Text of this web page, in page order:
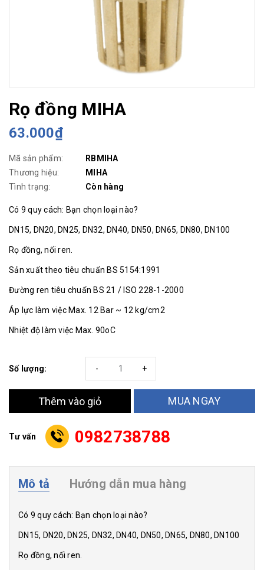
Rọ đồng MIHA
63.000₫
Mã sản phẩm:
RBMIHA
Thương hiệu:
MIHA
Tình trạng:
Còn hàng
Có 9 quy cách: Bạn chọn loại nào?
DN15, DN20, DN25, DN32, DN40, DN50, DN65, DN80, DN100
Rọ đồng, nối ren.
Sản xuất theo tiêu chuẩn BS 5154:1991
Đường ren tiêu chuẩn BS 21 / ISO 228-1-2000
Áp lực làm việc Max. 12 Bar ~ 12 kg/cm2
Nhiệt độ làm việc Max. 90oC
Số lượng: +
-
Thêm vào giỏ MUA NGAY
Tư vấn 0982738788
Mô tả Hướng dẫn mua hàng
Có 9 quy cách: Bạn chọn loại nào?
DN15, DN20, DN25, DN32, DN40, DN50, DN65, DN80, DN100
Rọ đồng, nối ren.